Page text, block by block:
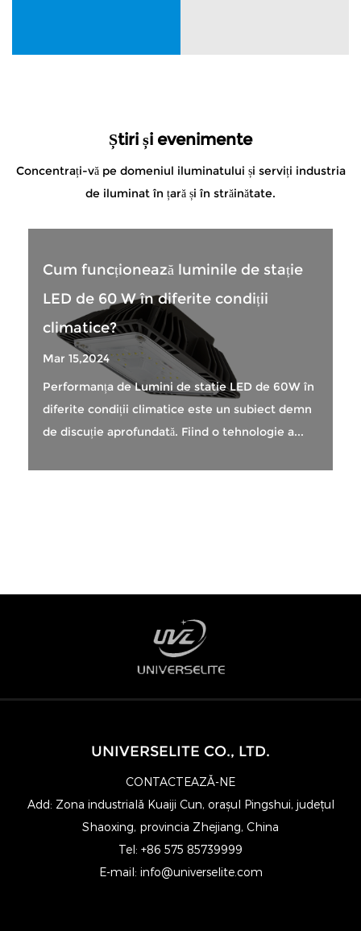
Știri și evenimente
Concentrați-vă pe domeniul iluminatului și serviți industria
de iluminat în țară și în străinătate.
Cum funcționează luminile de stație
LED de 60 W în diferite condiții
climatice?
Mar 15,2024
Performanța de Lumini de statie LED de 60W în
diferite condiții climatice este un subiect demn
de discuție aprofundată. Fiind o tehnologie a...
UNIVERSELITE CO., LTD.
CONTACTEAZĂ-NE
Add: Zona industrială Kuaiji Cun, orașul Pingshui, județul
Shaoxing, provincia Zhejiang, China
Tel: +86 575 85739999
E-mail: info@universelite.com